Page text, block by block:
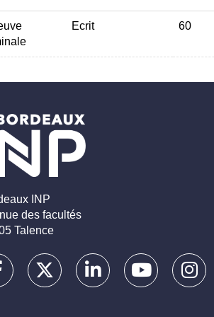
Ecrit 60
INP
des facultés
Talence